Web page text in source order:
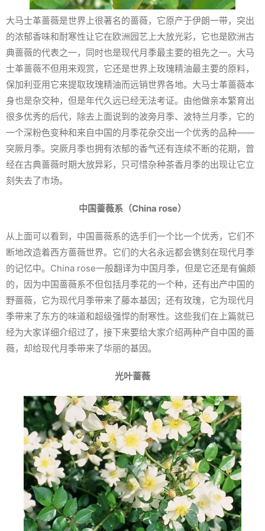
大马士革蔷薇是世界上很著名的蔷薇，它原产于伊朗一带，突出
的浓郁香味和耐寒性让它在欧洲园艺上大放光彩，它也是欧洲古
典蔷薇的代表之一，同时也是现代月季最主要的祖先之一。大马
士革蔷薇不但用来观赏，它还是世界上玫瑰精油最主要的原料，
保加利亚用它来提取玫瑰精油而远销世界各地。大马士革蔷薇本
身也是杂交种，但是年代久远已经无法考证。由他做亲本繁育出
很多优秀的后代，除去上面说到的波旁月季、波特兰月季，它的
一个深粉色变种和来自中国的月季花杂交出一个优秀的品种——
突厥月季。突厥月季也拥有浓郁的香气还有连续不断的花期，曾
经在古典蔷薇时期大放异彩，只可惜杂种茶香月季的出现让它立
刻失去了市场。
中国蔷薇系（China rose）
从上面可以看到，中国蔷薇系的选手们一个比一个优秀，它们不
断地改造着西方蔷薇世界。它们的大名永远都会镌刻在现代月季
的记忆中。China rose一般翻译为中国月季，但是它还是有偏颇
的，因为中国蔷薇系不但包括月季花的一个种，还有出产中国的
野蔷薇，它为现代月季带来了藤本基因；还有玫瑰，它为现代月
季带来了东方的味道和超级强悍的耐寒性。这些我们在上篇就已
经为大家详细介绍过了，接下来要给大家介绍两种产自中国的蔷
薇，却给现代月季带来了华丽的基因。
光叶蔷薇